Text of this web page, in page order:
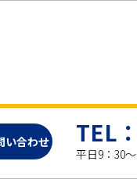
い合わせ TEL：
平日9：30